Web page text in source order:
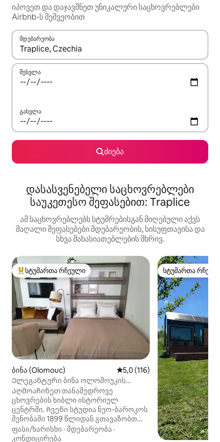
იპოვეთ და დაჯავშნეთ უნიკალური საცხოვრებლები
Airbnb-ს მეშვეობით
მდებარეობა
როცა შედეგები ხელმისაწვდომი გახდება, ნავიგაციისთვის
შესვლა
გასვლა
ძიება
დასასვენებელი საცხოვრებლები
საუკეთესო შეფასებით: Traplice
ამ საცხოვრებლებს სტუმრებისგან მიღებული აქვს
მაღალი შეფასებები მდებარეობის, სისუფთავისა და
სხვა მახასიათებლების მხრივ.
სტუმართა რჩეული მოწინავე ვარიანტი
სტუმართა რჩეული
ბინა (Olomouc) საშუალო შეფასებაა 5‑დან
5,0 (116)
Ელეგანტური ბინა ოლომოუკის
შუაგულში
Აღმოაჩინეთ თანამედროვე
ცხოვრების ხიბლი ისტორიულ
ცენტრში. Ჩვენი სტუდია ნეო-ბაროკოს
შენობაში 1899 წლიდან გთავაზობთ
ფუფუნებისა და ტრადიციების
იდეალურ ნაზავს. Პრესტიჟული
ფასი/ხარისხი · მდებარეობა ·
კონდიცირება
სტუმართა
სტუმართა